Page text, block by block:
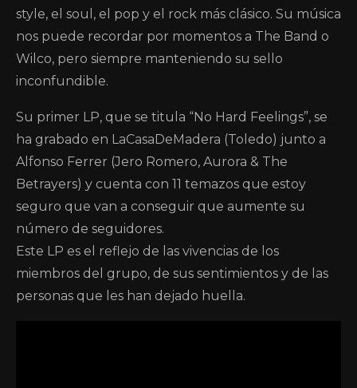
style, el soul, el pop y el rock más clásico. Su música
nos puede recordar por momentos a The Band o
Wilco, pero siempre manteniendo su sello
inconfundible.
Su primer LP, que se titula “No Hard Feelings”, se
ha grabado en LaCasaDeMadera (Toledo) junto a
Alfonso Ferrer (Jero Romero, Aurora & The
Betrayers) y cuenta con 11 temazos que estoy
seguro que van a conseguir que aumente su
número de seguidores.
Este LP es el reflejo de las vivencias de los
miembros del grupo, de sus sentimientos y de las
personas que les han dejado huella.